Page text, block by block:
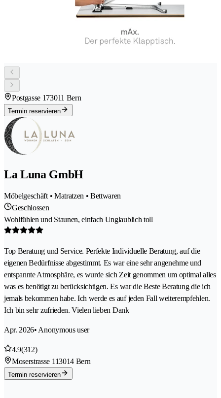
Postgasse 173011 Bern
Termin reservieren
La Luna GmbH
Möbelgeschäft • Matratzen • Bettwaren
Geschlossen
Wohlfühlen und Staunen, einfach Unglaublich toll
Top Beratung und Service. Perfekte Individuelle Beratung, auf die
eigenen Bedürfnisse abgestimmt. Es war eine sehr angenehme und
entspannte Atmosphäre, es wurde sich Zeit genommen um optimal alles
was es benötigt zu berücksichtigen. Es war die Beste Beratung die ich
jemals bekommen habe. Ich werde es auf jeden Fall weiterempfehlen.
Ich bin sehr zufrieden. Vielen lieben Dank
Apr. 2026• Anonymous user
4.9(312)
Moserstrasse 113014 Bern
Termin reservieren